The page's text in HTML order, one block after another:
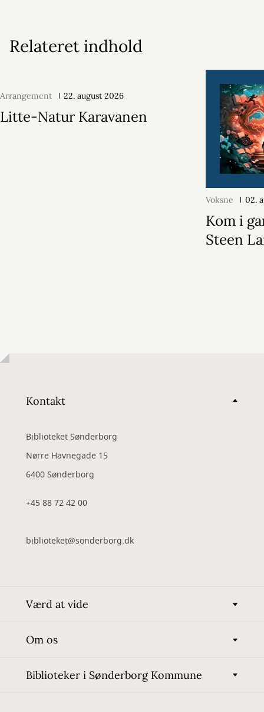
Relateret indhold
Arrangement 22. august 2026
Litte-Natur Karavanen
Voksne 02.
Kom i
Steen
Kontakt
Biblioteket Sønderborg
Nørre Havnegade 15
6400 Sønderborg
+45 88 72 42 00
biblioteket@sonderborg.dk
Værd at vide
Om os
Biblioteker i Sønderborg Kommune